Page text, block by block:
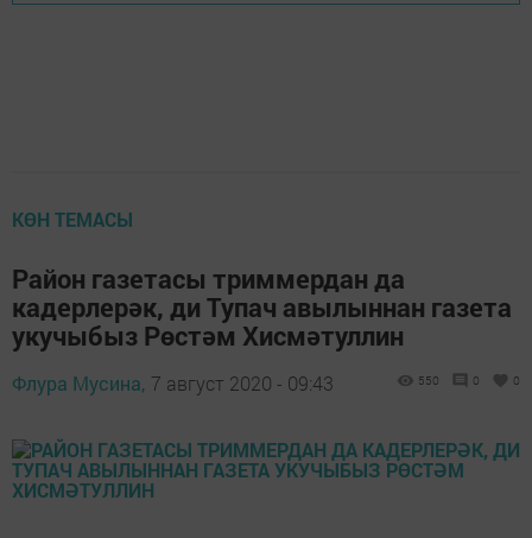
КӨН ТЕМАСЫ
Район газетасы триммердан да
кадерлерәк, ди Тупач авылыннан газета
укучыбыз Рөстәм Хисмәтуллин
Флура Мусина, 7 август 2020 - 09:43 550 0 0